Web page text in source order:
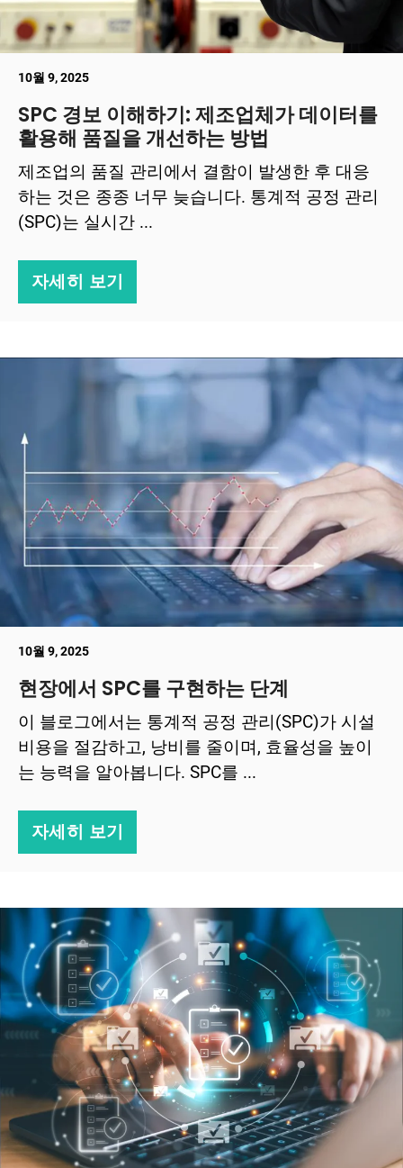
10월 9, 2025
SPC 경보 이해하기: 제조업체가 데이터를
활용해 품질을 개선하는 방법
제조업의 품질 관리에서 결함이 발생한 후 대응
하는 것은 종종 너무 늦습니다. 통계적 공정 관리
(SPC)는 실시간 ...
자세히 보기
10월 9, 2025
현장에서 SPC를 구현하는 단계
이 블로그에서는 통계적 공정 관리(SPC)가 시설
비용을 절감하고, 낭비를 줄이며, 효율성을 높이
는 능력을 알아봅니다. SPC를 ...
자세히 보기